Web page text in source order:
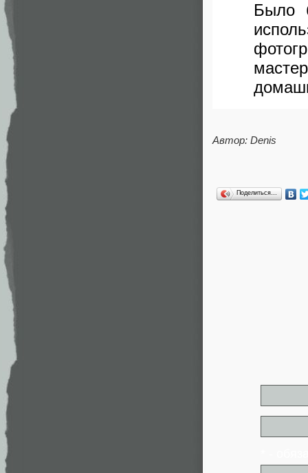
Было
Автор: Denis
Поделиться…